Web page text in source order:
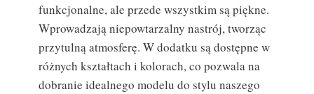
funkcjonalne, ale przede wszystkim są piękne.
Wprowadzają niepowtarzalny nastrój, tworząc
przytulną atmosferę. W dodatku są dostępne w
różnych kształtach i kolorach, co pozwala na
dobranie idealnego modelu do stylu naszego